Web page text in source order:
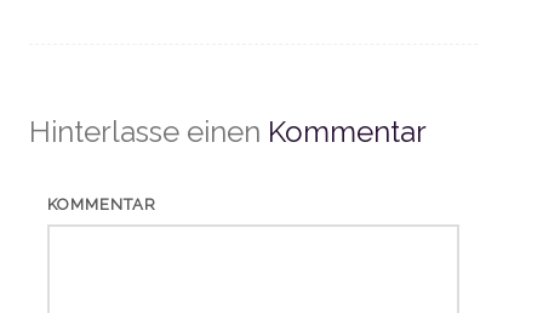
Hinterlasse einen Kommentar
KOMMENTAR